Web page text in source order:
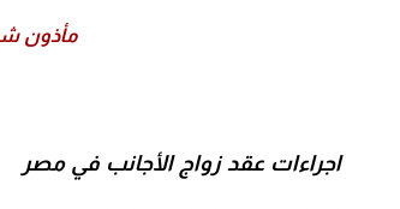
مأذون
اجراءات عقد زواج الأجانب في مصر